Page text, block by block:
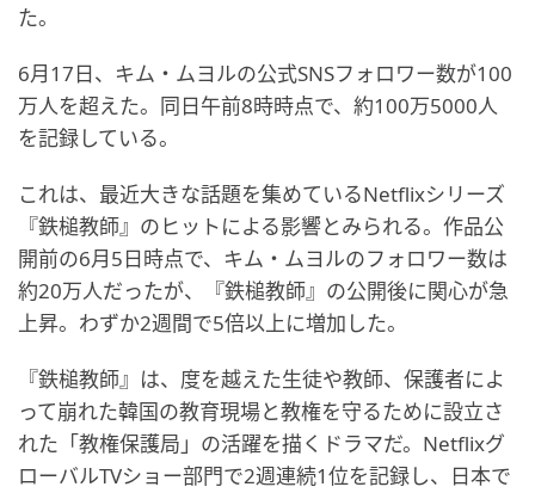
た。
6月17日、キム・ムヨルの公式SNSフォロワー数が100
万人を超えた。同日午前8時時点で、約100万5000人
を記録している。
これは、最近大きな話題を集めているNetflixシリーズ
『鉄槌教師』のヒットによる影響とみられる。作品公
開前の6月5日時点で、キム・ムヨルのフォロワー数は
約20万人だったが、『鉄槌教師』の公開後に関心が急
上昇。わずか2週間で5倍以上に増加した。
『鉄槌教師』は、度を越えた生徒や教師、保護者によ
って崩れた韓国の教育現場と教権を守るために設立さ
れた「教権保護局」の活躍を描くドラマだ。Netflixグ
ローバルTVショー部門で2週連続1位を記録し、日本で